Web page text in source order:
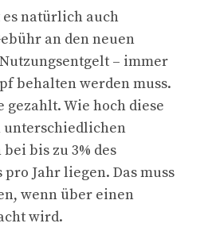
natürlich auch
an den neuen
– immer
behalten werden muss.
gezahlt. Wie hoch diese
unterschiedlichen
bis zu 3% des
Jahr liegen. Das muss
wenn über einen
wird.